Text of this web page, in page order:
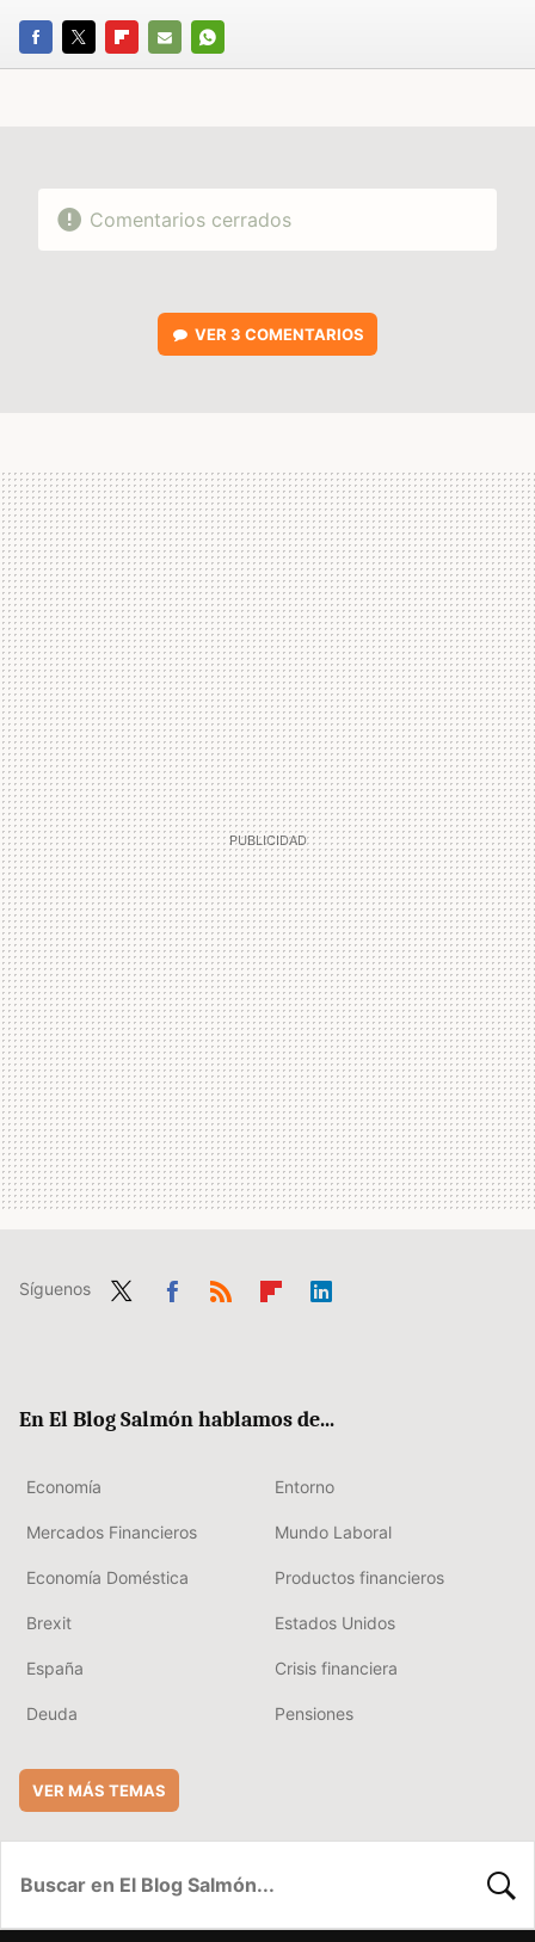
FACEBOOK
TWITTERFLIPBOARD
E-
WHATSAPP
Comentarios cerrados
VER 3 COMENTARIOS
Síguenos
En El Blog Salmón hablamos de...
Economía Entorno
Mercados Financieros Mundo Laboral
Economía Doméstica Productos financieros
Brexit Estados Unidos
España Crisis financiera
Deuda Pensiones
VER MÁS TEMAS